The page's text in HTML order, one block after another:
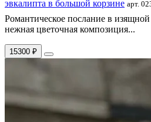
эвкалипта в большой корзине арт.
Романтическое послание в
нежная цветочная композиция...
15300 ₽